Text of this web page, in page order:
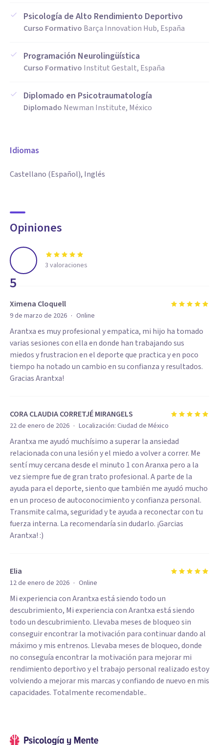
Psicología de Alto Rendimiento Deportivo
Curso Formativo Barça Innovation Hub, España
Programación Neurolingüística
Curso Formativo Institut Gestalt, España
Diplomado en Psicotraumatología
Diplomado Newman Institute, México
Idiomas
Castellano (Español), Inglés
Opiniones
5
3 valoraciones
Ximena Cloquell
9 de marzo de 2026 · Online
Arantxa es muy profesional y empatica, mi hijo ha tomado
varias sesiones con ella en donde han trabajando sus
miedos y frustracion en el deporte que practica y en poco
tiempo ha notado un cambio en su confianza y resultados.
Gracias Arantxa!
CORA CLAUDIA CORRETJÉ MIRANGELS
22 de enero de 2026 · Localización: Ciudad de México
Arantxa me ayudó muchísimo a superar la ansiedad
relacionada con una lesión y el miedo a volver a correr. Me
sentí muy cercana desde el minuto 1 con Aranxa pero a la
vez siempre fue de gran trato profesional. A parte de la
ayuda para el deporte, siento que también me ayudó mucho
en un proceso de autoconocimiento y confianza personal.
Transmite calma, seguridad y te ayuda a reconectar con tu
fuerza interna. La recomendaría sin dudarlo. ¡Garcias
Arantxa! :)
Elia
12 de enero de 2026 · Online
Mi experiencia con Arantxa está siendo todo un
descubrimiento, Mi experiencia con Arantxa está siendo
todo un descubrimiento. Llevaba meses de bloqueo sin
conseguir encontrar la motivación para continuar dando al
máximo y mis entrenos. Llevaba meses de bloqueo, donde
no conseguía encontrar la motivación para mejorar mi
rendimiento deportivo y el trabajo personal realizado estoy
volviendo a mejorar mis marcas y confiando de nuevo en mis
capacidades. Totalmente recomendable..